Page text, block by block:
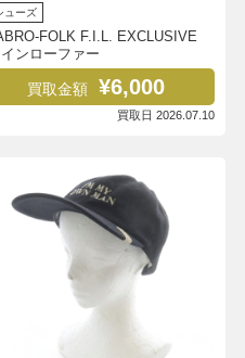
ューズ
FOLK F.I.L. EXCLUSIVE
インローファー
買取金額 ¥6,000
買取日 2026.07.10